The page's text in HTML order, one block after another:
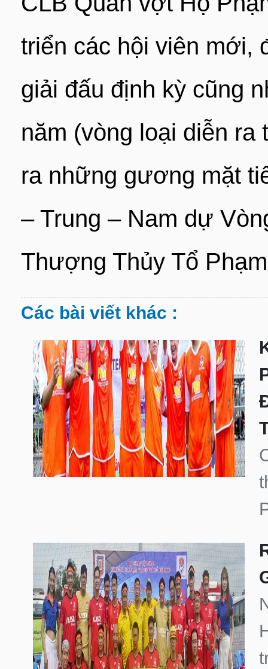
triển các hội viên mới,
giải đấu định kỳ cũng
năm (vòng loại diễn
ra những gương mặt
– Trung – Nam dự
Thượng Thủy Tổ
Các bài viết khác :